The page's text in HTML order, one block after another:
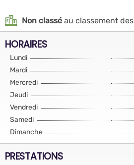
Non classé au classement des
HORAIRES
Lundi
Mardi
Mercredi
Jeudi
Vendredi
Samedi
Dimanche
PRESTATIONS